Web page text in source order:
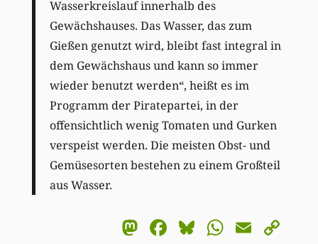
Wasserkreislauf innerhalb des
Gewächshauses. Das Wasser, das zum
Gießen genutzt wird, bleibt fast integral in
dem Gewächshaus und kann so immer
wieder benutzt werden“, heißt es im
Programm der Piratepartei, in der
offensichtlich wenig Tomaten und Gurken
verspeist werden. Die meisten Obst- und
Gemüsesorten bestehen zu einem Großteil
aus Wasser.
Mastodon
Facebook
BlueskyEmail